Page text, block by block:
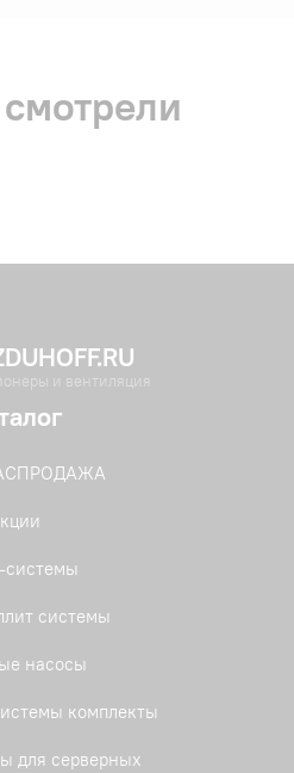
и вентиляция
системы
системы
насосы
комплекты
для серверных